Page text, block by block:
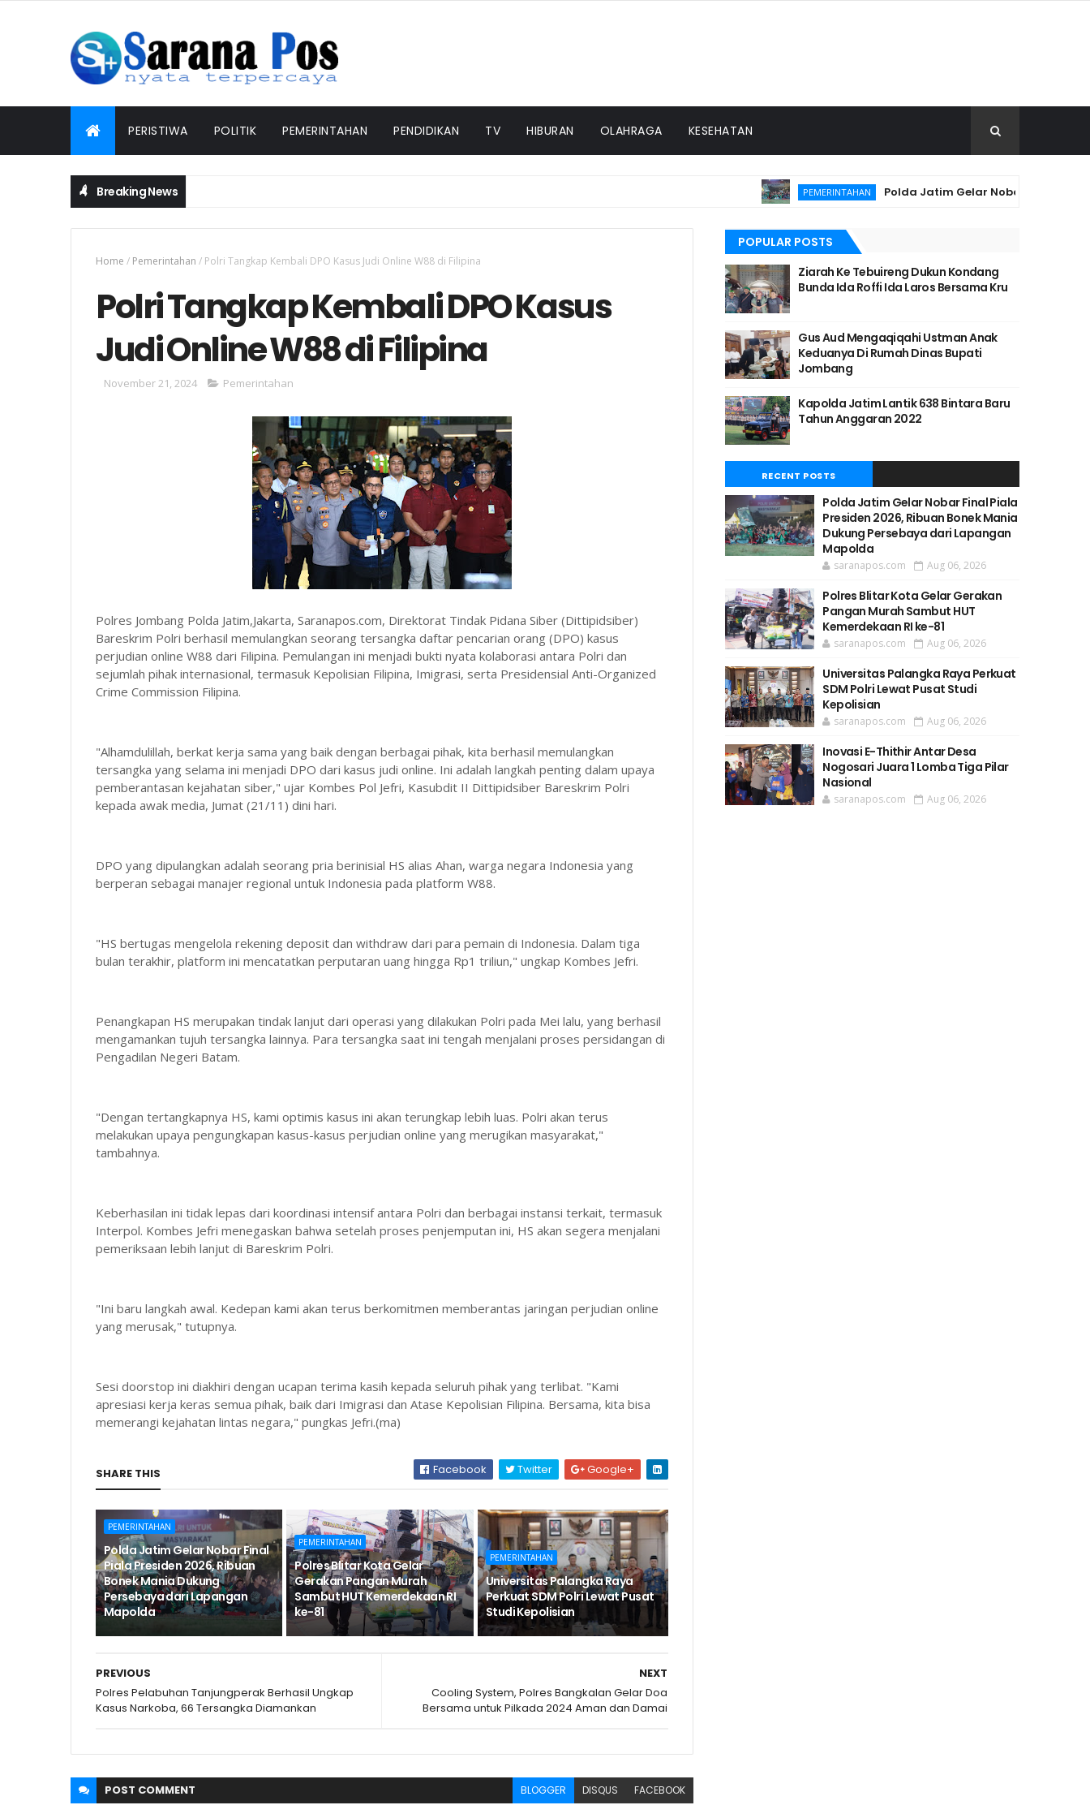
PERISTIWA POLITIK PEMERINTAHAN PENDIDIKAN TV HIBURAN OLAHRAGA KESEHATAN
Breaking News PEMERINTAHAN
Polda Jatim Gelar Nobar Final Piala
Home / Pemerintahan / Polri Tangkap Kembali DPO Kasus Judi Online W88 di Filipina
Polri Tangkap Kembali DPO Kasus
Judi Online W88 di Filipina
November 21, 2024 Pemerintahan
Polres Jombang Polda Jatim,Jakarta, Saranapos.com, Direktorat Tindak Pidana Siber (Dittipidsiber)
Bareskrim Polri berhasil memulangkan seorang tersangka daftar pencarian orang (DPO) kasus
perjudian online W88 dari Filipina. Pemulangan ini menjadi bukti nyata kolaborasi antara Polri dan
sejumlah pihak internasional, termasuk Kepolisian Filipina, Imigrasi, serta Presidensial Anti-Organized
Crime Commission Filipina.
"Alhamdulillah, berkat kerja sama yang baik dengan berbagai pihak, kita berhasil memulangkan
tersangka yang selama ini menjadi DPO dari kasus judi online. Ini adalah langkah penting dalam upaya
pemberantasan kejahatan siber," ujar Kombes Pol Jefri, Kasubdit II Dittipidsiber Bareskrim Polri
kepada awak media, Jumat (21/11) dini hari.
DPO yang dipulangkan adalah seorang pria berinisial HS alias Ahan, warga negara Indonesia yang
berperan sebagai manajer regional untuk Indonesia pada platform W88.
"HS bertugas mengelola rekening deposit dan withdraw dari para pemain di Indonesia. Dalam tiga
bulan terakhir, platform ini mencatatkan perputaran uang hingga Rp1 triliun," ungkap Kombes Jefri.
Penangkapan HS merupakan tindak lanjut dari operasi yang dilakukan Polri pada Mei lalu, yang berhasil
mengamankan tujuh tersangka lainnya. Para tersangka saat ini tengah menjalani proses persidangan di
Pengadilan Negeri Batam.
"Dengan tertangkapnya HS, kami optimis kasus ini akan terungkap lebih luas. Polri akan terus
melakukan upaya pengungkapan kasus-kasus perjudian online yang merugikan masyarakat,"
tambahnya.
Keberhasilan ini tidak lepas dari koordinasi intensif antara Polri dan berbagai instansi terkait, termasuk
Interpol. Kombes Jefri menegaskan bahwa setelah proses penjemputan ini, HS akan segera menjalani
pemeriksaan lebih lanjut di Bareskrim Polri.
"Ini baru langkah awal. Kedepan kami akan terus berkomitmen memberantas jaringan perjudian online
yang merusak," tutupnya.
Sesi doorstop ini diakhiri dengan ucapan terima kasih kepada seluruh pihak yang terlibat. "Kami
apresiasi kerja keras semua pihak, baik dari Imigrasi dan Atase Kepolisian Filipina. Bersama, kita bisa
memerangi kejahatan lintas negara," pungkas Jefri.(ma)
SHARE THIS Facebook Twitter Google+
PEMERINTAHAN
Polda Jatim Gelar Nobar Final
Piala Presiden 2026, Ribuan
Bonek Mania Dukung
Persebaya dari Lapangan
Mapolda
PEMERINTAHAN
Polres Blitar Kota Gelar
Gerakan Pangan Murah
Sambut HUT Kemerdekaan RI
ke-81
PEMERINTAHAN
Universitas Palangka Raya
Perkuat SDM Polri Lewat Pusat
Studi Kepolisian
NEXT
Cooling System, Polres Bangkalan Gelar Doa
Bersama untuk Pilkada 2024 Aman dan Damai
PREVIOUS
Polres Pelabuhan Tanjungperak Berhasil Ungkap
Kasus Narkoba, 66 Tersangka Diamankan
POST COMMENT BLOGGER DISQUS FACEBOOK
POPULAR POSTS
Ziarah Ke Tebuireng Dukun Kondang
Bunda Ida Roffi Ida Laros Bersama Kru
Gus Aud Mengaqiqahi Ustman Anak
Keduanya Di Rumah Dinas Bupati
Jombang
Kapolda Jatim Lantik 638 Bintara Baru
Tahun Anggaran 2022
RECENT POSTS
Polda Jatim Gelar Nobar Final Piala
Presiden 2026, Ribuan Bonek Mania
Dukung Persebaya dari Lapangan
Mapolda
saranapos.com Aug 06, 2026
Polres Blitar Kota Gelar Gerakan
Pangan Murah Sambut HUT
Kemerdekaan RI ke-81
saranapos.com Aug 06, 2026
Universitas Palangka Raya Perkuat
SDM Polri Lewat Pusat Studi
Kepolisian
saranapos.com Aug 06, 2026
Inovasi E-Thithir Antar Desa
Nogosari Juara 1 Lomba Tiga Pilar
Nasional
saranapos.com Aug 06, 2026